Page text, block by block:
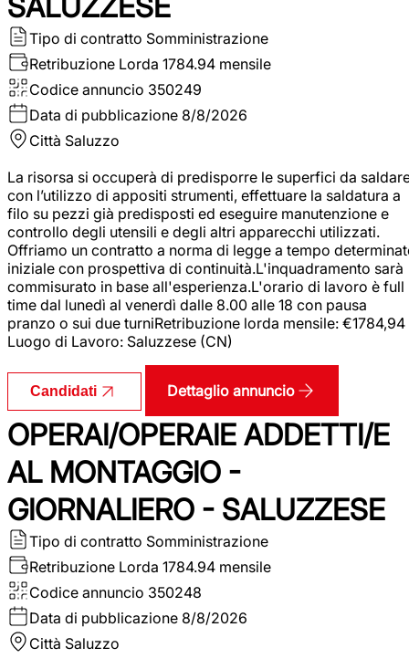
Tipo di contratto Somministrazione
Retribuzione Lorda 1784.94 mensile
Codice annuncio 350249
Data di pubblicazione 8/8/2026
Città Saluzzo
La risorsa si occuperà di predisporre le superfici da
con l’utilizzo di appositi strumenti, effettuare la saldatura a
filo su pezzi già predisposti ed eseguire manutenzione e
controllo degli utensili e degli altri apparecchi utilizzati.
Offriamo un contratto a norma di legge a tempo
iniziale con prospettiva di continuità.L'inquadramento sarà
commisurato in base all'esperienza.L'orario di lavoro è full
time dal lunedì al venerdì dalle 8.00 alle 18 con pausa
pranzo o sui due turniRetribuzione lorda mensile: €1784,94
Luogo di Lavoro: Saluzzese (CN)
Candidati Dettaglio annuncio
OPERAI/OPERAIE ADDETTI/E
AL MONTAGGIO -
GIORNALIERO - SALUZZESE
Tipo di contratto Somministrazione
Retribuzione Lorda 1784.94 mensile
Codice annuncio 350248
Data di pubblicazione 8/8/2026
Città Saluzzo